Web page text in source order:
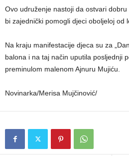
Ovo udruženje nastoji da ostvari
bi zajednički pomogli djeci oboljeloj od
Na kraju manifestacije djeca su za
balona i na taj način uputila posljednji
preminulom malenom Ajnuru Mujiću.
Novinarka/Merisa Mujčinović/